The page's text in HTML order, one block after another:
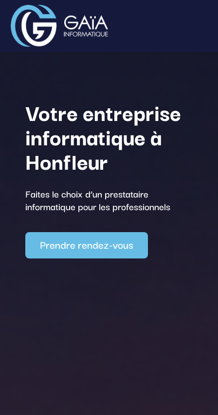
Votre entreprise
informatique à
Honfleur
Faites le choix d’un prestataire
informatique pour les professionnels
Prendre rendez-vous